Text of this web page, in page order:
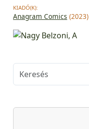
KIADÓ(K):
Anagram Comics (2023)